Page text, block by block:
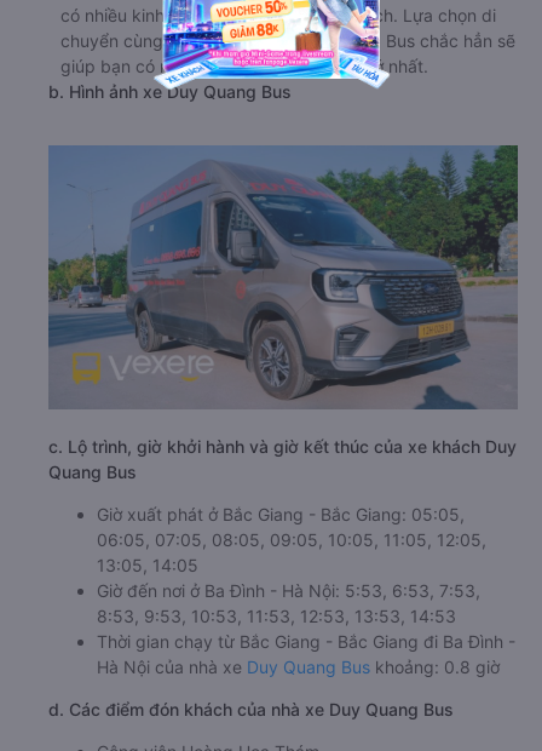
có nhiều kinh nghiệm phục vụ hành khách. Lựa chọn di
chuyển cùng xe giường nằm Duy Quang Bus chắc hẳn sẽ
giúp bạn có những trải nghiệm đáng nhớ nhất.
b. Hình ảnh xe Duy Quang Bus
c. Lộ trình, giờ khởi hành và giờ kết thúc của xe khách Duy
Quang Bus
Giờ xuất phát ở Bắc Giang - Bắc Giang: 05:05,
06:05, 07:05, 08:05, 09:05, 10:05, 11:05, 12:05,
13:05, 14:05
Giờ đến nơi ở Ba Đình - Hà Nội: 5:53, 6:53, 7:53,
8:53, 9:53, 10:53, 11:53, 12:53, 13:53, 14:53
Thời gian chạy từ Bắc Giang - Bắc Giang đi Ba Đình -
Hà Nội của nhà xe Duy Quang Bus khoảng: 0.8 giờ
d. Các điểm đón khách của nhà xe Duy Quang Bus